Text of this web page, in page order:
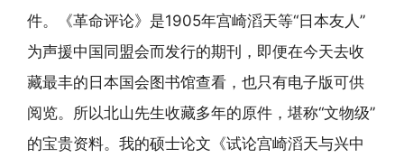
件。《革命评论》是1905年宫崎滔天等“日本友人”
为声援中国同盟会而发行的期刊，即便在今天去收
藏最丰的日本国会图书馆查看，也只有电子版可供
阅览。所以北山先生收藏多年的原件，堪称“文物级”
的宝贵资料。我的硕士论文《试论宫崎滔天与兴中